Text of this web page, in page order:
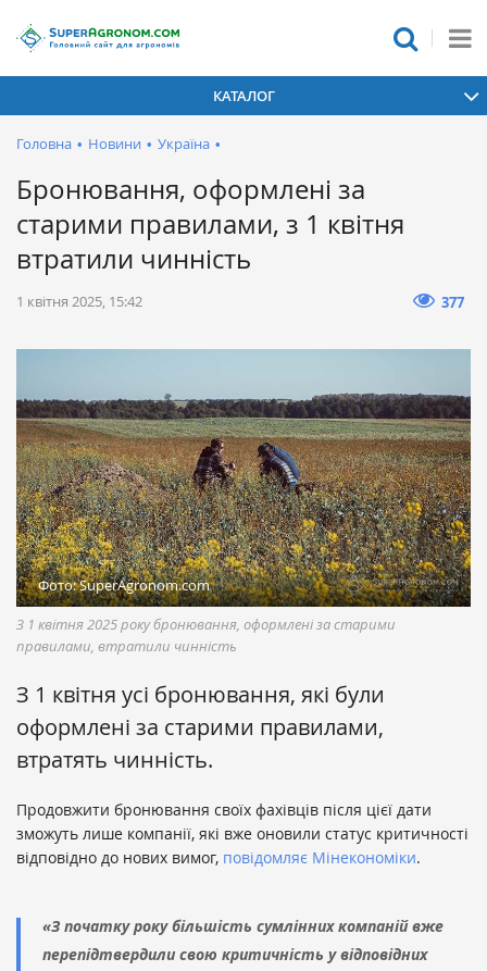
КАТАЛОГ
Головна • Новини • Україна •
Бронювання, оформлені за
старими правилами, з 1 квітня
втратили чинність
1 квітня 2025, 15:42 377
Фото: SuperAgronom.com
З 1 квітня 2025 року бронювання, оформлені за старими
правилами, втратили чинність
З 1 квітня усі бронювання, які були
оформлені за старими правилами,
втратять чинність.
Продовжити бронювання своїх фахівців після цієї дати
зможуть лише компанії, які вже оновили статус критичності
відповідно до нових вимог, повідомляє Мінекономіки.
«З початку року більшість сумлінних компаній вже
перепідтвердили свою критичність у відповідних